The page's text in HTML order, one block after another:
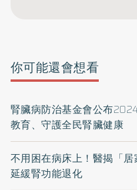
你可能還會想看
腎臟病防治基金會公布
教育、守護全民腎臟健康
不用困在病床上！醫揭「
延緩腎功能退化